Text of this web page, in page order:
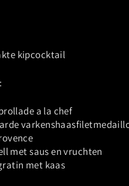
kipcocktail
a la chef
met saus en vruchten
met kaas